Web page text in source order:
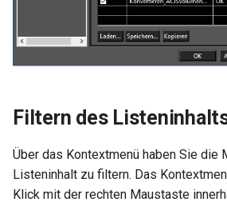
Filtern des
Über das Kontextmenü haben Sie die
Listeninhalt zu filtern. Das
Klick mit der rechten Maustaste